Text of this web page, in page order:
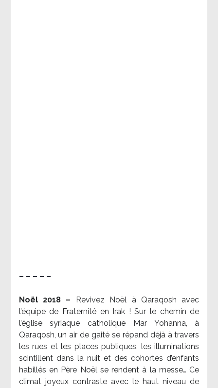
– – – – –
Noël 2018 –
Revivez Noël à Qaraqosh avec
l’équipe de Fraternité en Irak ! Sur le chemin de
l’église syriaque catholique Mar Yohanna, à
Qaraqosh, un air de gaité se répand déjà à travers
les rues et les places publiques, les illuminations
scintillent dans la nuit et des cohortes d’enfants
habillés en Père Noël se rendent à la messe… Ce
climat joyeux contraste avec le haut niveau de